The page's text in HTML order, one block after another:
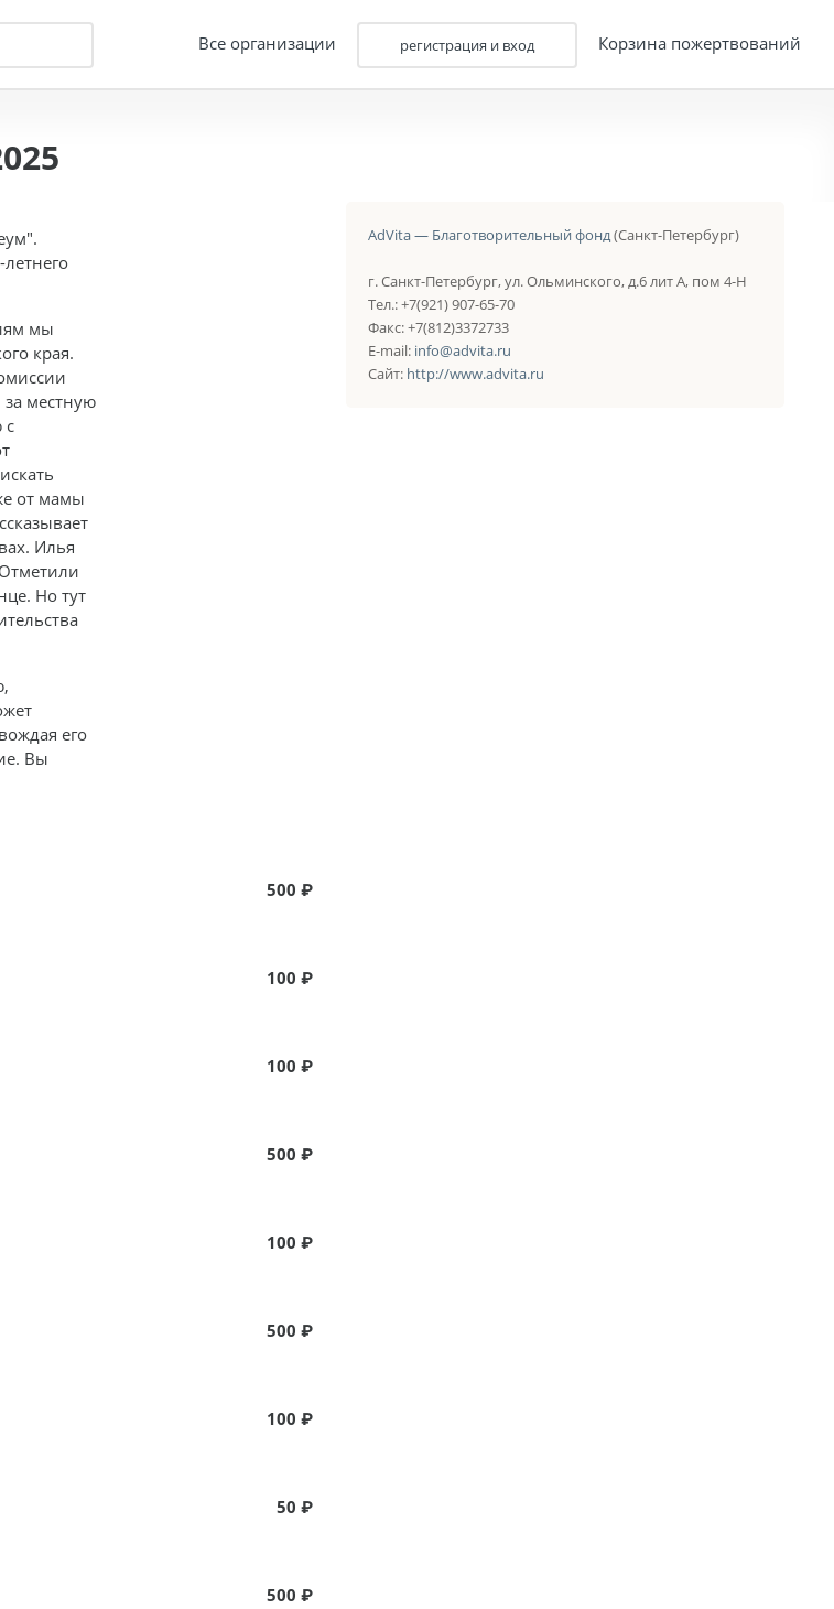
Все организации регистрация и вход Корзина пожертвований
мы
края.
местную
с
от мамы
Илья
Но тут
его
Вы
500 ₽
100 ₽
100 ₽
500 ₽
100 ₽
500 ₽
100 ₽
50 ₽
500 ₽
AdVita — Благотворительный фонд(Санкт-Петербург)
г. Санкт-Петербург, ул. Ольминского, д.6 лит А, пом 4-Н
Тел.: +7(921) 907-65-70
Факс: +7(812)3372733
E-mail: info@advita.ru
Сайт: http://www.advita.ru